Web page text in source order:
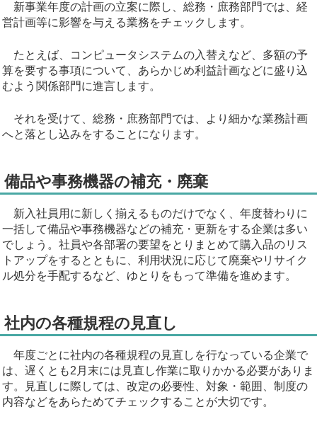
新事業年度の計画の立案に際し、総務・庶務部門では、経
営計画等に影響を与える業務をチェックします。
たとえば、コンピュータシステムの入替えなど、多額の予
算を要する事項について、あらかじめ利益計画などに盛り込
むよう関係部門に進言します。
それを受けて、総務・庶務部門では、より細かな業務計画
へと落とし込みをすることになります。
備品や事務機器の補充・廃棄
新入社員用に新しく揃えるものだけでなく、年度替わりに
一括して備品や事務機器などの補充・更新をする企業は多い
でしょう。社員や各部署の要望をとりまとめて購入品のリス
トアップをするとともに、利用状況に応じて廃棄やリサイク
ル処分を手配するなど、ゆとりをもって準備を進めます。
社内の各種規程の見直し
年度ごとに社内の各種規程の見直しを行なっている企業で
は、遅くとも2月末には見直し作業に取りかかる必要がありま
す。見直しに際しては、改定の必要性、対象・範囲、制度の
内容などをあらためてチェックすることが大切です。